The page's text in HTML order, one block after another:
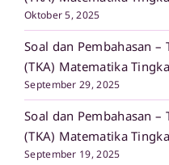
Oktober 5, 2025
Soal dan Pembahasan
(TKA) Matematika
September 29, 2025
Soal dan Pembahasan
(TKA) Matematika
September 19, 2025